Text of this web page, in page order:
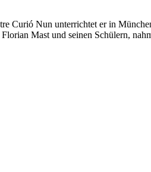
Curió Nun unterrichtet er in
Mast und seinen Schülern,